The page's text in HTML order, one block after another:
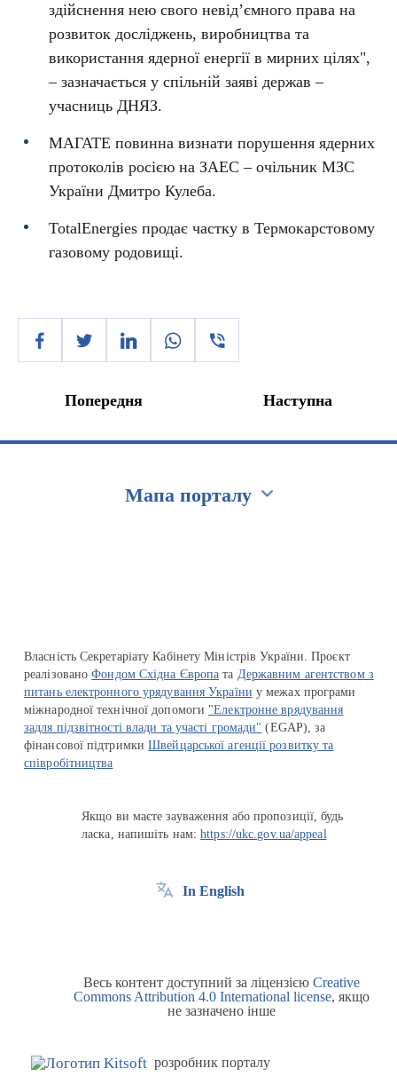
здійснення нею свого невід’ємного права на
розвиток досліджень, виробництва та
використання ядерної енергії в мирних цілях",
– зазначається у спільній заяві держав –
учасниць ДНЯЗ.
МАГАТЕ повинна визнати порушення ядерних
протоколів росією на ЗАЕС – очільник МЗС
України Дмитро Кулеба.
TotalEnergies продає частку в Термокарстовому
газовому родовищі.
Попередня Наступна
Мапа порталу
Власність Секретаріату Кабінету Міністрів України. Проєкт
реалізованоФондом Східна Європа та Державним агентством з
питань електронного урядування України у межах програми
міжнародної технічної допомоги "Електронне врядування
задля підзвітності влади та участі громади" (EGAP), за
фінансової підтримкиШвейцарської агенції розвитку та
співробітництва
Якщо ви маєте зауваження або пропозиції, будь
ласка, напишіть нам:https://ukc.gov.ua/appeal
In English
Весь контент доступний за ліцензією Creative
Commons Attribution 4.0 International license, якщо
не зазначено інше
розробник порталу